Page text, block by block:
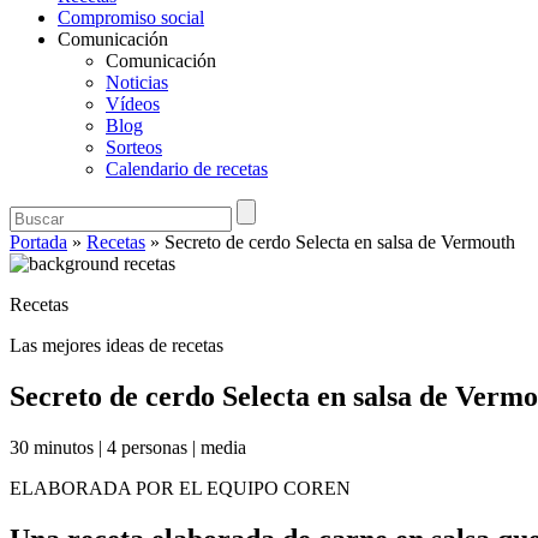
Compromiso social
Comunicación
Comunicación
Noticias
Vídeos
Blog
Sorteos
Calendario de recetas
Portada » Recetas » Secreto de cerdo Selecta en salsa de Vermouth
Recetas
Las mejores ideas de recetas
Secreto de cerdo Selecta en salsa de
30 minutos | 4 personas | media
ELABORADA POR EL EQUIPO COREN